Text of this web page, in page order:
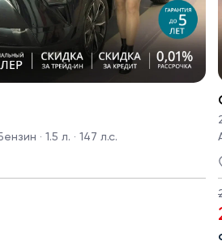
· 1.5 л. · 147 л.с.